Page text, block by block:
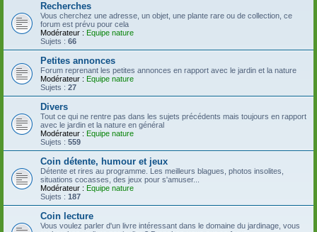
Recherches
Vous cherchez une adresse, un objet, une plante rare ou de collection, ce
forum est prévu pour cela
Modérateur : Equipe nature
Sujets : 66
Petites annonces
Forum reprenant les petites annonces en rapport avec le jardin et la nature
Modérateur : Equipe nature
Sujets : 27
Divers
Tout ce qui ne rentre pas dans les sujets précédents mais toujours en rapport
avec le jardin et la nature en général
Modérateur : Equipe nature
Sujets : 559
Coin détente, humour et jeux
Détente et rires au programme. Les meilleurs blagues, photos insolites,
situations cocasses, des jeux pour s'amuser...
Modérateur : Equipe nature
Sujets : 187
Coin lecture
Vous voulez parler d'un livre intéressant dans le domaine du jardinage, vous